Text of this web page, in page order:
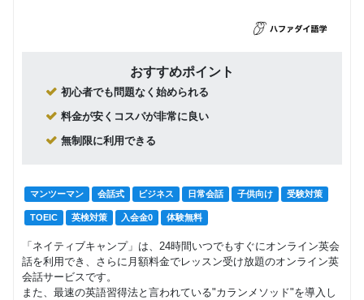
おすすめポイント
初心者でも問題なく始められる
料金が安くコスパが非常に良い
無制限に利用できる
マンツーマン 会話式 ビジネス 日常会話 子供向け 受験対策
TOEIC 英検対策 入会金0 体験無料
「ネイティブキャンプ」は、24時間いつでもすぐにオンライン英会
話を利用でき、さらに月額料金でレッスン受け放題のオンライン英
会話サービスです。
また、最速の英語習得法と言われている"カランメソッド"を導入し